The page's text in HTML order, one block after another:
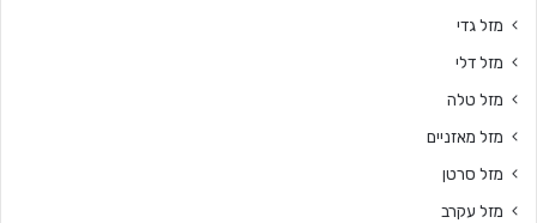
מזל גדי
מזל דלי
מזל טלה
מזל מאזניים
מזל סרטן
מזל עקרב